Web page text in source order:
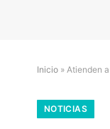
Inicio » Atienden
NOTICIAS